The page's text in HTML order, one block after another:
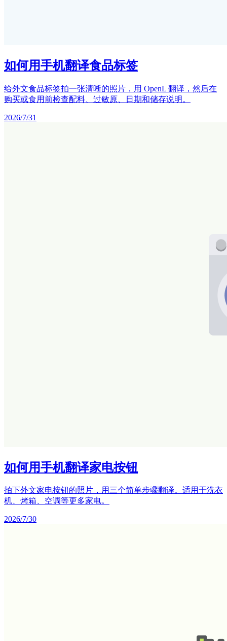
如何用手机翻译食品标签
给外文食品标签拍一张清晰的照片，用 OpenL 翻译，然后在
购买或食用前检查配料、过敏原、日期和储存说明。
2026/7/31
如何用手机翻译家电按钮
拍下外文家电按钮的照片，用三个简单步骤翻译。适用于洗衣
机、烤箱、空调等更多家电。
2026/7/30